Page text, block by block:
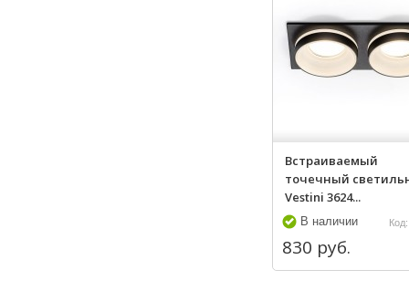
Встраиваемый
точечный
Vestini 3624...
В наличии
830 руб.